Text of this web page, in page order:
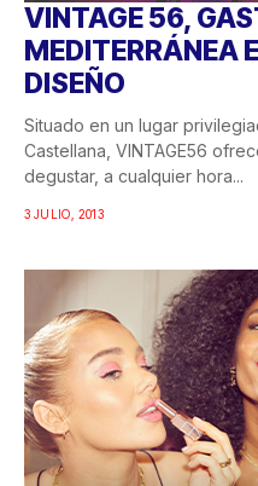
VINTAGE 56,
MEDITERRÁNEA
DISEÑO
Situado en un lugar
Castellana, VINTAGE56
degustar, a cualquier hora...
3 JULIO, 2013